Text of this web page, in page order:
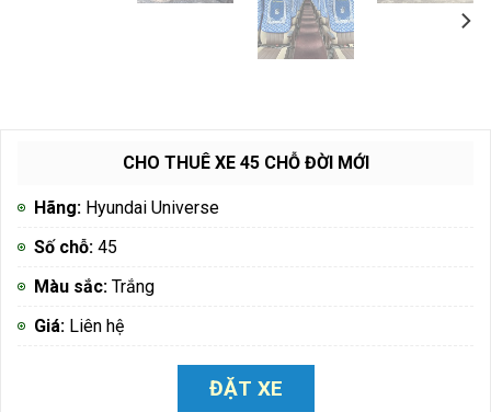
CHO THUÊ XE 45 CHỖ ĐỜI MỚI
Hãng: Hyundai Universe
Số chỗ: 45
Màu sắc: Trắng
Giá: Liên hệ
ĐẶT XE